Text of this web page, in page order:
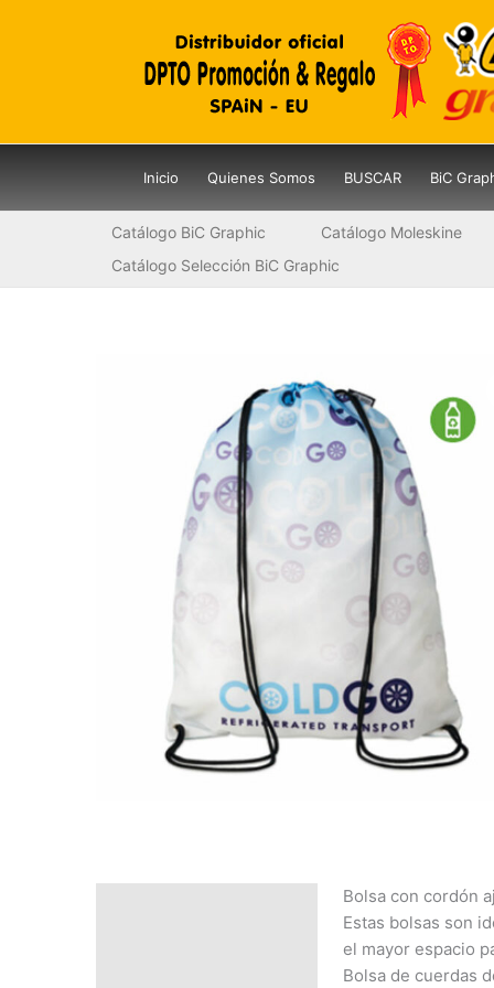
Inicio Quienes Somos BUSCAR BiC
Catálogo BiC Graphic Catálogo Moleskine
Catálogo Selección BiC Graphic
Bolsa con cordón
Estas bolsas son
el mayor espacio
Bolsa de cuerdas